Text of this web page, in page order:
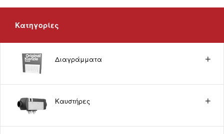
Κατηγορίες
Διαγράμματα
Καυστήρες